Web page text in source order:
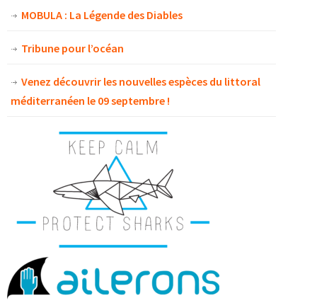
MOBULA : La Légende des Diables
Tribune pour l’océan
Venez découvrir les nouvelles espèces du littoral
méditerranéen le 09 septembre !